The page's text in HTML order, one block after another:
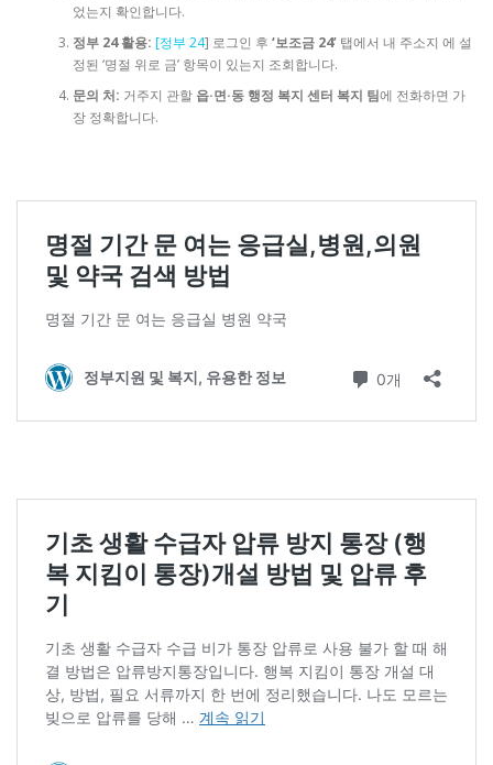
었는지 확인합니다.
정부 24 활용: [정부 24] 로그인 후 ‘보조금 24’탭에서 내 주소지 에 설
정된 ‘명절 위로 금’ 항목이 있는지 조회합니다.
문의 처: 거주지 관할 읍·면·동 행정 복지 센터 복지 팀에 전화하면 가
장 정확합니다.